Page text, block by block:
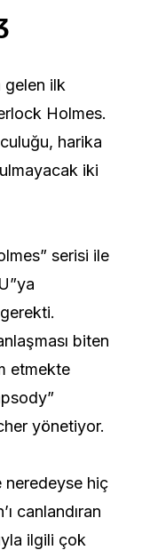
gelen ilk
Holmes.
harika
iki
serisi ile
biten
etmekte
yönetiyor.
neredeyse hiç
canlandıran
ilgili çok